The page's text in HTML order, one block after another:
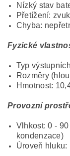
Nízký stav
Přetížení:
Chyba:
Fyzické
Typ
Rozměry
Hmotnost:
Provozní
Vlhkost: 0 -
kondenzace)
Úroveň hluku: